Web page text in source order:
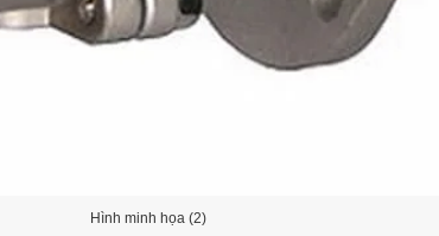
Hình minh họa (2)